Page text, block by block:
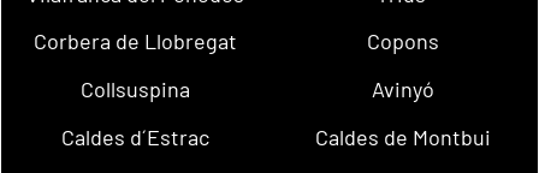
Corbera de Llobregat
Copons
Collsuspina
Avinyó
Caldes d´Estrac
Caldes de Montbui